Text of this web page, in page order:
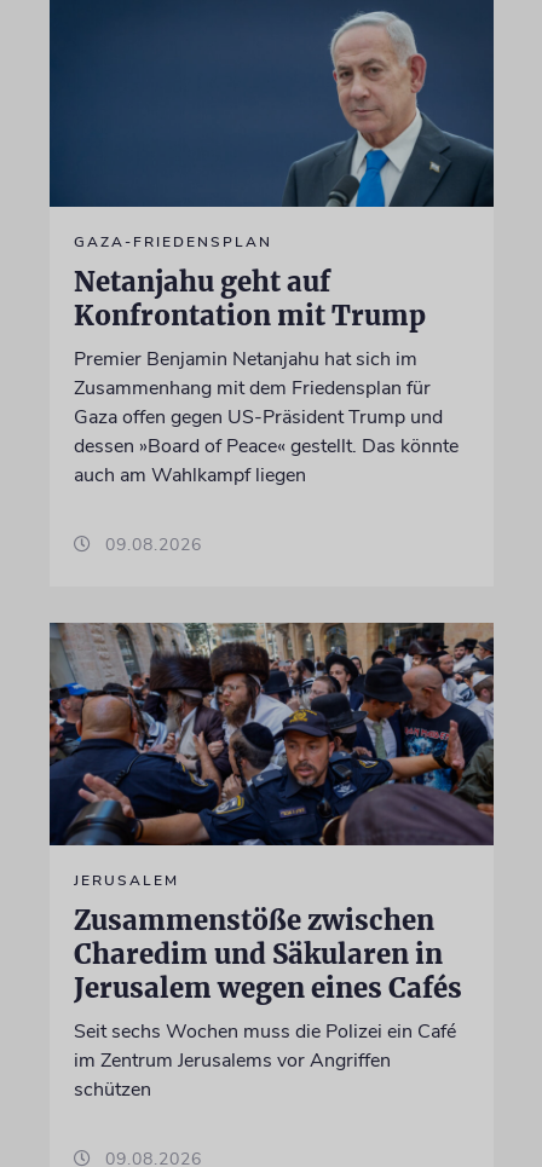
GAZA-FRIEDENSPLAN
Netanjahu geht auf
Konfrontation mit Trump
Premier Benjamin Netanjahu hat sich im
Zusammenhang mit dem Friedensplan für
Gaza offen gegen US-Präsident Trump und
dessen »Board of Peace« gestellt. Das könnte
auch am Wahlkampf liegen
09.08.2026
JERUSALEM
Zusammenstöße zwischen
Charedim und Säkularen in
Jerusalem wegen eines Cafés
Seit sechs Wochen muss die Polizei ein Café
im Zentrum Jerusalems vor Angriffen
schützen
09.08.2026